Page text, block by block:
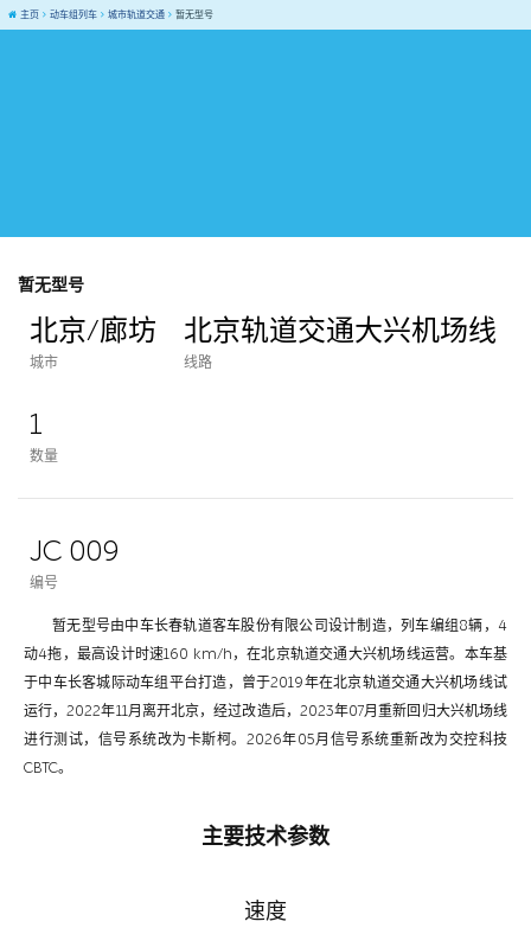
主页 动车组列车 城市轨道交通 暂无型号
暂无型号
北京/廊坊
城市
北京轨道交通大兴机场线
线路
1
数量
JC 009
编号
暂无型号由中车长春轨道客车股份有限公司设计制造，列车编组8辆，4
动4拖，最高设计时速160 km/h，在北京轨道交通大兴机场线运营。本车基
于中车长客城际动车组平台打造，曾于2019年在北京轨道交通大兴机场线试
运行，2022年11月离开北京，经过改造后，2023年07月重新回归大兴机场线
进行测试，信号系统改为卡斯柯。2026年05月信号系统重新改为交控科技
CBTC。
主要技术参数
速度